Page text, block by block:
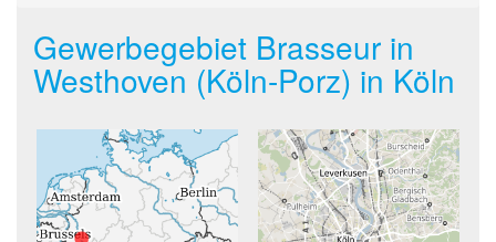
Gewerbegebiet Brasseur in
Westhoven (Köln-Porz) in Köln